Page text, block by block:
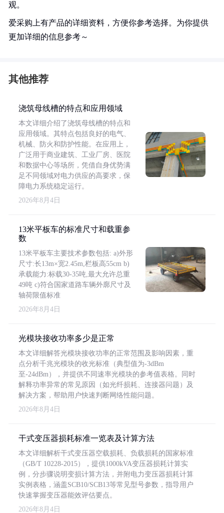
观。
爱采购上有产品的详细资料，方便你参考选择。为你提供
更加详细的信息参考～
其他推荐
浇筑母线槽的特点和应用领域
本文详细介绍了浇筑母线槽的特点和
应用领域。其特点包括良好的电气、
机械、防火和防护性能。在应用上，
广泛用于商业建筑、工业厂房、医院
和数据中心等场所，凭借自身优势满
足不同领域对电力供应的高要求，保
障电力系统稳定运行。
2026年8月4日
13米平板车的标准尺寸和载重参
数
13米平板车主要技术参数包括: a)外形
尺寸:长13m×宽2.45m,栏板高55cm b)
承载能力:标载30-35吨,最大允许总重
49吨 c)符合国家道路车辆外廓尺寸及
轴荷限值标准
2026年8月4日
光模块接收功率多少是正常
本文详细解答光模块接收功率的正常范围及影响因素，重
点分析千兆光模块的收光标准（典型值为-3dBm
至-24dBm），并提供不同速率光模块的参考值表格。同时
解释功率异常的常见原因（如光纤损耗、连接器问题）及
解决方案，帮助用户快速判断网络性能问题。
2026年8月4日
干式变压器损耗标准一览表及计算方法
本文详细解析干式变压器空载损耗、负载损耗的国家标准
（GB/T 10228-2015），提供1000kVA变压器损耗计算实
例，分步骤说明变损计算方法，并附电力变压器损耗计算
实例表格，涵盖SCB10/SCB13等常见型号参数，指导用户
快速掌握变压器能效评估要点。
2026年8月4日